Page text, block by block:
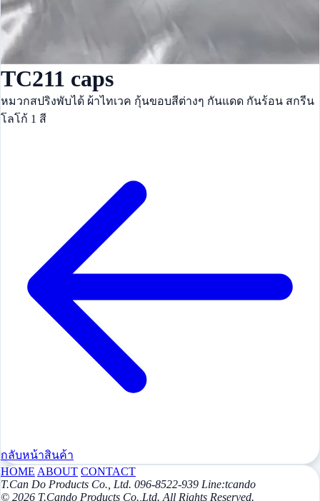
TC211 caps
หมวกสปริงพับได้ ผ้าไทเวค กุ้นขอบสีต่างๆ กันแดด กันร้อน สกรีน
โลโก้ 1 สี
กลับหน้าสินค้า
HOME ABOUT CONTACT
T.Can Do Products Co., Ltd. 096-8522-939 Line:tcando
© 2026 T.Cando Products Co.,Ltd. All Rights Reserved.